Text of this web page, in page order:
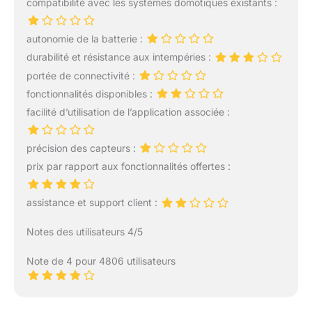
clients sont heureux et
des questions, veuillez
nous contacter à tout
moment. Tous les
problèmes sont résolus
dans les 24 heures.
hauteur de robinet de 40
rondelles différentes
variété de robinets,
fonctionne avec des
robinets ronds et carrés,
peut connecter la plupart
des robinets de cuisine,
votre tuyau d'arrosage
Nombreuses
de robinet de tuyau de
cuisine, de jardin, de salle
au robinet de salle de
compatibilité avec les systèmes domotiques existants :
autonomie de la batterie :
durabilité et résistance aux intempéries :
portée de connectivité :
fonctionnalités disponibles :
facilité d’utilisation de l’application associée :
précision des capteurs :
prix par rapport aux fonctionnalités offertes :
assistance et support client :
Notes des utilisateurs 4/5
Note de 4 pour 4806 utilisateurs